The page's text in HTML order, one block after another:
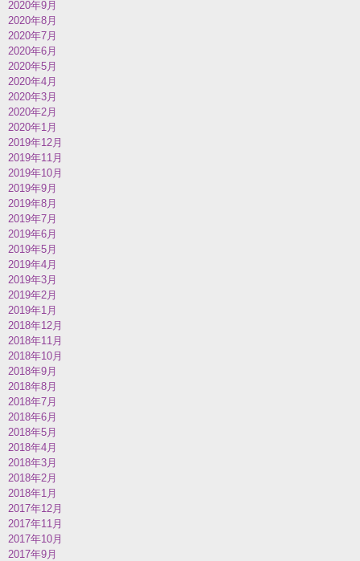
2020年9月
2020年8月
2020年7月
2020年6月
2020年5月
2020年4月
2020年3月
2020年2月
2020年1月
2019年12月
2019年11月
2019年10月
2019年9月
2019年8月
2019年7月
2019年6月
2019年5月
2019年4月
2019年3月
2019年2月
2019年1月
2018年12月
2018年11月
2018年10月
2018年9月
2018年8月
2018年7月
2018年6月
2018年5月
2018年4月
2018年3月
2018年2月
2018年1月
2017年12月
2017年11月
2017年10月
2017年9月